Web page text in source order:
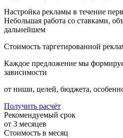
Настройка рекламы в течение
Небольшая работа со ставками,
дальнейшем
Стоимость таргетированной
Каждое предложение мы
зависимости
от ниши, целей, бюджета,
Получить расчёт
Рекомендуемый срок
от 3 месяцев
Стоимость в месяц